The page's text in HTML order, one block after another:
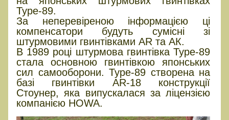
Type-89.
За неперевіреною інформацією ці
компенсатори будуть сумісні зі
штурмовими гвинтівками AR та АК.
В 1989 році штурмова гвинтівка Type-89
стала основною гвинтівкою японських
сил самооборони. Type-89 створена на
базі гвинтівки AR-18 конструкції
Стоунер, яка випускалася за ліцензією
компанією HOWA.